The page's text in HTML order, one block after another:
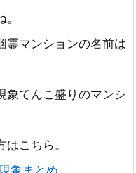
霊マンションの名前は
象てんこ盛りのマンシ
こちら。
象まとめ